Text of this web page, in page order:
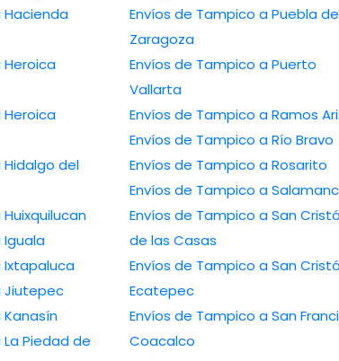
de Tampico a Huixquilucan
de Tampico a Iguala
de Tampico a Ixtapaluca
de Tampico a Jiutepec
de Tampico a Kanasín
Envíos de Tampico a Puebla de
Zaragoza
Envíos de Tampico a Puerto
Vallarta
Envíos de Tampico a
Envíos de Tampico a Río Bravo
Envíos de Tampico a Rosarito
Envíos de Tampico a
Envíos de Tampico a San Cristóbal
de las Casas
Envíos de Tampico a San Cristóbal
Ecatepec
Envíos de Tampico a San Francisco
Coacalco